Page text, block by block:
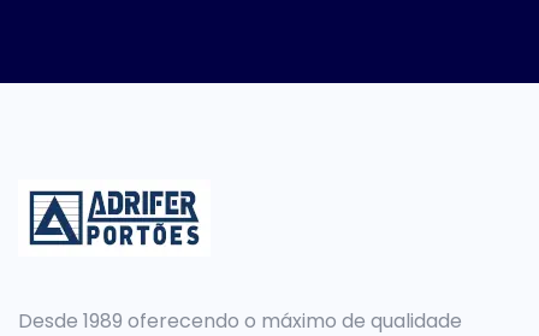
Desde 1989 oferecendo o máximo de qualidade